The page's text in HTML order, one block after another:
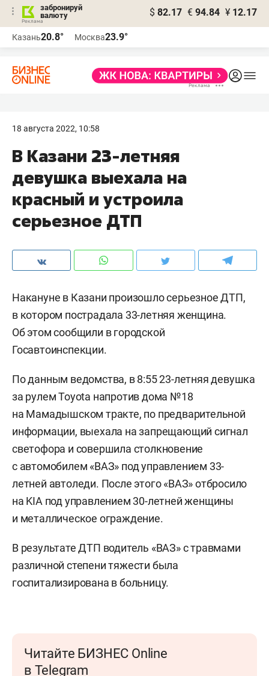
забронируй
валюту
$ 82.17 € 94.84 ¥ 12.17
Казань20.8° Москва23.9°
18 августа 2022, 10:58
В Казани 23-летняя
девушка выехала на
красный и устроила
серьезное ДТП
Накануне в Казани произошло серьезное ДТП,
в котором пострадала 33-летняя женщина.
Об этом сообщили в городской
Госавтоинспекции.
По данным ведомства, в 8:55 23-летняя девушка
за рулем Toyota напротив дома №18
на Мамадышском тракте, по предварительной
информации, выехала на запрещающий сигнал
светофора и совершила столкновение
с автомобилем «ВАЗ» под управлением 33-
летней автоледи. После этого «ВАЗ» отбросило
на KIA под управлением 30-летней женщины
и металлическое ограждение.
В результате ДТП водитель «ВАЗ» с травмами
различной степени тяжести была
госпитализирована в больницу.
Читайте БИЗНЕС Online
в Telegram